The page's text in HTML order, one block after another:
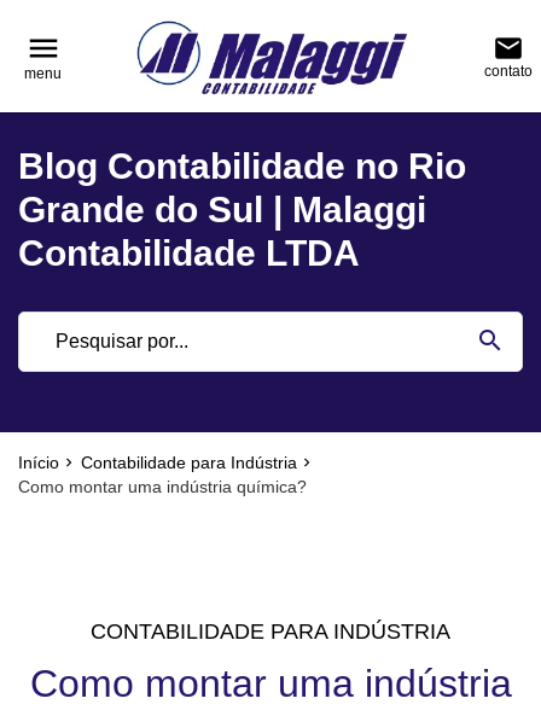
menu
menu
email
contato
Blog Contabilidade no Rio
Grande do Sul | Malaggi
Contabilidade LTDA
search
Início
Contabilidade para Indústria
Como montar uma indústria química?
reply NAVEGAÇÃO
Blog
Contabilidade
Notícias
reply FALE CONOSCO
phone (51) 3751-0400
location_on
Rua Júlio de Castilhos, nº 983, salas 3 e 4
Encantado - Rio Grande do Sul
CONTABILIDADE PARA INDÚSTRIA
Como montar uma indústria